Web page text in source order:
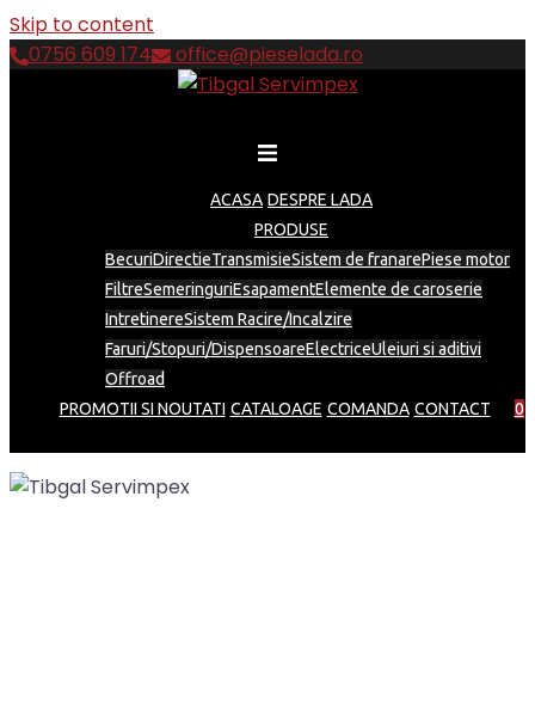
Skip to content
0756 609 174
office@pieselada.ro
ACASA DESPRE LADA
PRODUSE
BecuriDirectieTransmisieSistem de franarePiese motor
FiltreSemeringuriEsapamentElemente de caroserie
IntretinereSistem Racire/Incalzire
Faruri/Stopuri/DispensoareElectriceUleiuri si aditivi
Offroad
PROMOTII SI NOUTATI CATALOAGE COMANDA CONTACT 0